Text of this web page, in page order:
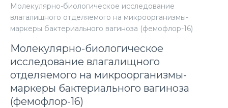
Молекулярно-биологическое исследование
влагалищного отделяемого на микроорганизмы-
маркеры бактериального вагиноза (фемофлор-16)
Молекулярно-биологическое
исследование влагалищного
отделяемого на микроорганизмы-
маркеры бактериального вагиноза
(фемофлор-16)